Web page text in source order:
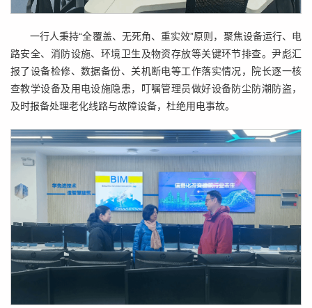
一行人秉持“全覆盖、无死角、重实效”原则，聚焦设备运行、电
路安全、消防设施、环境卫生及物资存放等关键环节排查。尹彪汇
报了设备检修、数据备份、关机断电等工作落实情况，院长逐一核
查教学设备及用电设施隐患，叮嘱管理员做好设备防尘防潮防盗，
及时报备处理老化线路与故障设备，杜绝用电事故。